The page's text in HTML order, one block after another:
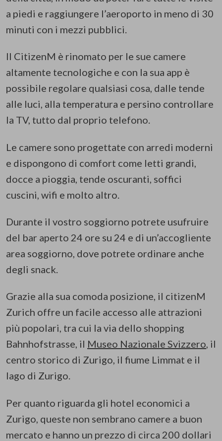
a piedi e raggiungere l’aeroporto in meno di 30
minuti con i mezzi pubblici.
Il CitizenM è rinomato per le sue camere
altamente tecnologiche e con la sua app è
possibile regolare qualsiasi cosa, dalle tende
alle luci, alla temperatura e persino controllare
la TV, tutto dal proprio telefono.
Le camere sono progettate con arredi moderni
e dispongono di comfort come letti grandi,
docce a pioggia, tende oscuranti, soffici
cuscini, wifi e molto altro.
Durante il vostro soggiorno potrete usufruire
del bar aperto 24 ore su 24 e di un’accogliente
area soggiorno, dove potrete ordinare anche
degli snack.
Grazie alla sua comoda posizione, il citizenM
Zurich offre un facile accesso alle attrazioni
più popolari, tra cui la via dello shopping
Bahnhofstrasse, il Museo Nazionale Svizzero, il
centro storico di Zurigo, il fiume Limmat e il
lago di Zurigo.
Per quanto riguarda gli hotel economici a
Zurigo, queste non sembrano camere a buon
mercato e hanno un prezzo di circa 200 dollari